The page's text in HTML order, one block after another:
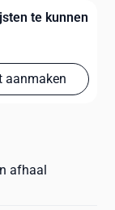
te kunnen
aanmaken
afhaal